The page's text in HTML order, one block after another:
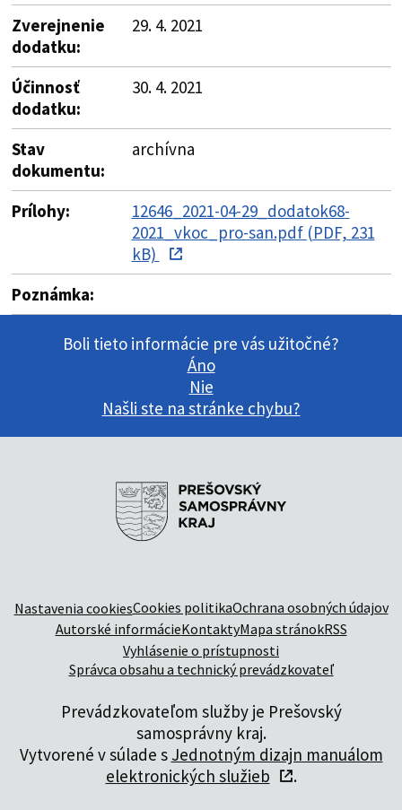
Zverejnenie
dodatku:
29. 4. 2021
Účinnosť
dodatku:
30. 4. 2021
Stav
dokumentu:
archívna
Prílohy:
12646_2021-04-29_dodatok68-
2021_vkoc_pro-san.pdf (PDF, 231
kB)
Poznámka:
Boli tieto informácie pre vás užitočné?
Áno
Nie
Našli ste na stránke chybu?
Nastavenia cookiesCookies politikaOchrana osobných údajov
Autorské informácieKontaktyMapa stránokRSS
Vyhlásenie o prístupnosti
Správca obsahu a technický prevádzkovateľ
Prevádzkovateľom služby je Prešovský
samosprávny kraj.
Vytvorené v súlade s Jednotným dizajn manuálom
elektronických služieb
.